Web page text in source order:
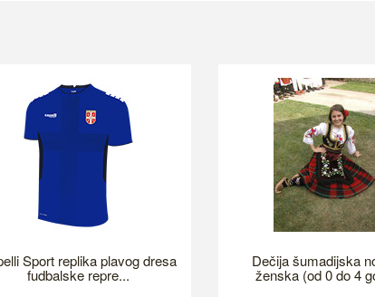
Sport replika plavog dresa
fudbalske repre...
Dečija šumadijska
ženska (od 0 do 4